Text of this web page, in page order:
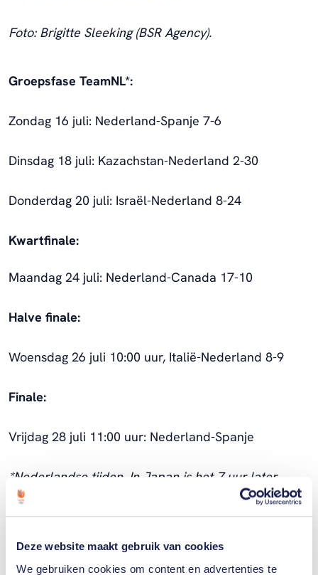
Deze website maakt gebruik van cookies
We gebruiken cookies om content en advertenties te
Foto: Brigitte Sleeking (BSR Agency).
Groepsfase TeamNL*:
Zondag 16 juli: Nederland-Spanje 7-6
Dinsdag 18 juli: Kazachstan-Nederland 2-30
Donderdag 20 juli: Israël-Nederland 8-24
Kwartfinale:
Maandag 24 juli: Nederland-Canada 17-10
Halve finale:
Woensdag 26 juli 10:00 uur, Italië-Nederland 8-9
Finale:
Vrijdag 28 juli 11:00 uur: Nederland-Spanje
*Nederlandse tijden. In Japan is het 7 uur later.